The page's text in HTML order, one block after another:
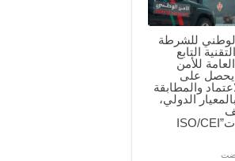
للشرطة
التابع
للأمن
يحصل على
والمطابقة
الدولي،
التخصصات”ISO/CEI